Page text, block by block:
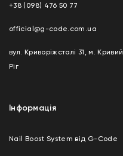
+38 (098) 476 50 77
official@g-code.com.ua
вул. Криворіжсталі 31, м. Кривий
Ріг
Інформація
Nail Boost System від G-Code